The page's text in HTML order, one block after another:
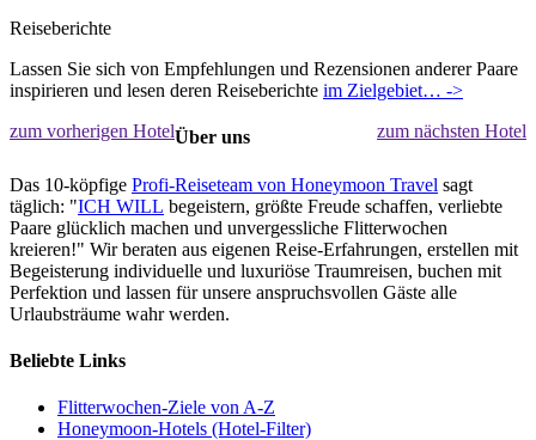
Reiseberichte
Lassen Sie sich von Empfehlungen und Rezensionen anderer Paare
inspirieren und lesen deren Reiseberichte im Zielgebiet… ->
zum vorherigen Hotel
zum nächsten Hotel
Über uns
Das 10-köpfige Profi-Reiseteam von Honeymoon Travel sagt
täglich: "ICH WILL begeistern, größte Freude schaffen, verliebte
Paare glücklich machen und unvergessliche Flitterwochen
kreieren!" Wir beraten aus eigenen Reise-Erfahrungen, erstellen mit
Begeisterung individuelle und luxuriöse Traumreisen, buchen mit
Perfektion und lassen für unsere anspruchsvollen Gäste alle
Urlaubsträume wahr werden.
Beliebte Links
Flitterwochen-Ziele von A-Z
Honeymoon-Hotels (Hotel-Filter)